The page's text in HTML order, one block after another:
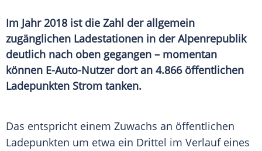
Im Jahr 2018 ist die Zahl der allgemein
zugänglichen Ladestationen in der Alpenrepublik
deutlich nach oben gegangen – momentan
können E-Auto-Nutzer dort an 4.866 öffentlichen
Ladepunkten Strom tanken.
Das entspricht einem Zuwachs an öffentlichen
Ladepunkten um etwa ein Drittel im Verlaufeines